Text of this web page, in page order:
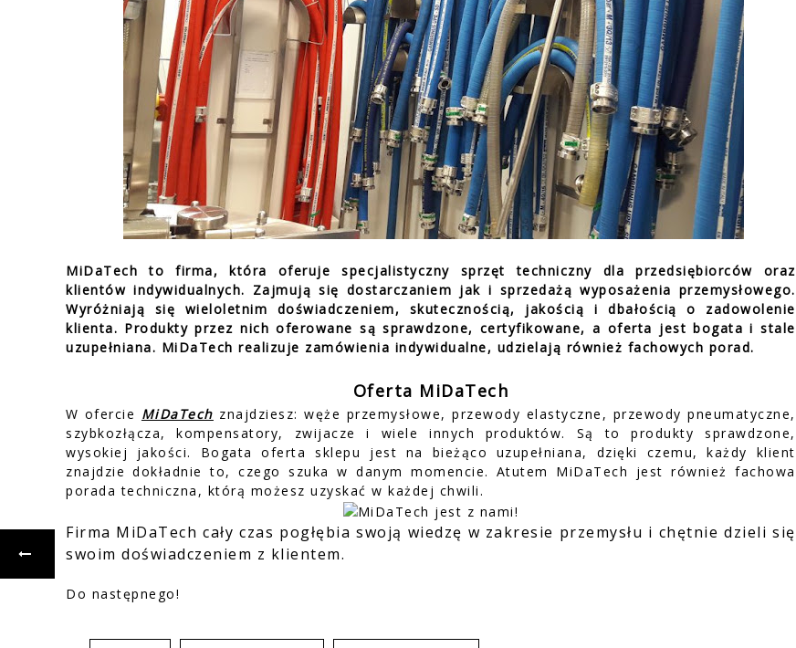
MiDaTech to firma, która oferuje specjalistyczny sprzęt techniczny dla przedsiębiorców oraz
klientów indywidualnych. Zajmują się dostarczaniem jak i sprzedażą wyposażenia przemysłowego.
Wyróżniają się wieloletnim doświadczeniem, skutecznością, jakością i dbałością o zadowolenie
klienta. Produkty przez nich oferowane są sprawdzone, certyfikowane, a oferta jest bogata i stale
uzupełniana. MiDaTech realizuje zamówienia indywidualne, udzielają również fachowych porad.
Oferta MiDaTech
W ofercie MiDaTech znajdziesz: węże przemysłowe, przewody elastyczne, przewody pneumatyczne,
szybkozłącza, kompensatory, zwijacze i wiele innych produktów. Są to produkty sprawdzone,
wysokiej jakości. Bogata oferta sklepu jest na bieżąco uzupełniana, dzięki czemu, każdy klient
znajdzie dokładnie to, czego szuka w danym momencie. Atutem MiDaTech jest również fachowa
porada techniczna, którą możesz uzyskać w każdej chwili.
Firma MiDaTech cały czas pogłębia swoją wiedzę w zakresie przemysłu i chętnie dzieli się
swoim doświadczeniem z klientem.
Do następnego!